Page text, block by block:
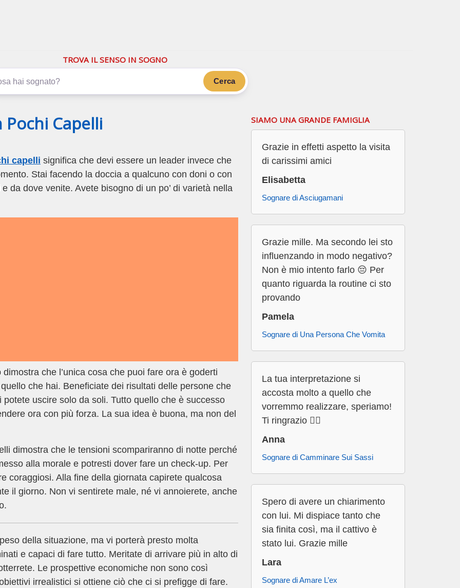
TROVA IL SENSO IN SOGNO
Cerca
Pochi Capelli
capelli significa che devi essere un leader invece che
Stai facendo la doccia a qualcuno con doni o con
da dove venite. Avete bisogno di un po’ di varietà nella
che l’unica cosa che puoi fare ora è goderti
che hai. Beneficiate dei risultati delle persone che
uscire solo da soli. Tutto quello che è successo
ora con più forza. La sua idea è buona, ma non del
dimostra che le tensioni scompariranno di notte perché
alla morale e potresti dover fare un check-up. Per
coraggiosi. Alla fine della giornata capirete qualcosa
il giorno. Non vi sentirete male, né vi annoierete, anche
della situazione, ma vi porterà presto molta
e capaci di fare tutto. Meritate di arrivare più in alto di
Le prospettive economiche non sono così
irrealistici si ottiene ciò che ci si prefigge di fare.
SIAMO UNA GRANDE FAMIGLIA
Grazie in effetti aspetto la visita
di carissimi amici
Elisabetta
Sognare di Asciugamani
Grazie mille. Ma secondo lei sto
influenzando in modo negativo?
Non è mio intento farlo 😔 Per
quanto riguarda la routine ci sto
provando
Pamela
Sognare di Una Persona Che Vomita
La tua interpretazione si
accosta molto a quello che
vorremmo realizzare, speriamo!
Ti ringrazio 👍🏻
Anna
Sognare di Camminare Sui Sassi
Spero di avere un chiarimento
con lui. Mi dispiace tanto che
sia finita così, ma il cattivo è
stato lui. Grazie mille
Lara
Sognare di Amare L’ex